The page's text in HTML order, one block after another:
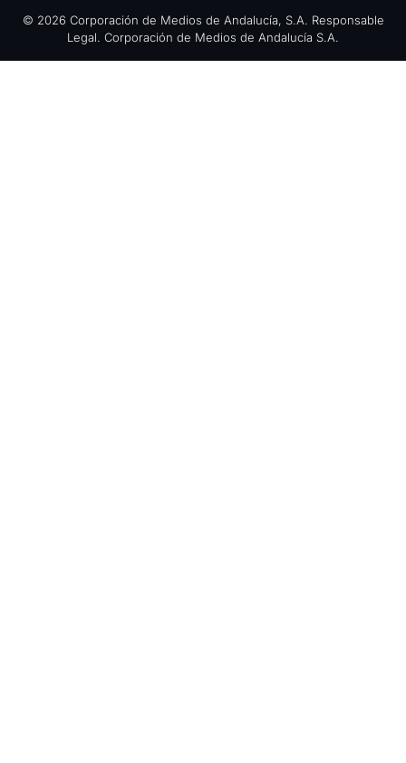
© 2026 Corporación de Medios de Andalucía, S.A. Responsable
Legal. Corporación de Medios de Andalucía S.A.